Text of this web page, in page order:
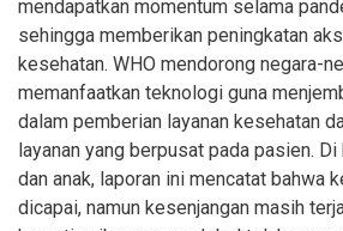
mendapatkan momentum selama
sehingga memberikan peningkatan
kesehatan. WHO mendorong negara-
memanfaatkan teknologi guna
dalam pemberian layanan kesehatan
layanan yang berpusat pada pasien.
dan anak, laporan ini mencatat bahwa
dicapai, namun kesenjangan masih